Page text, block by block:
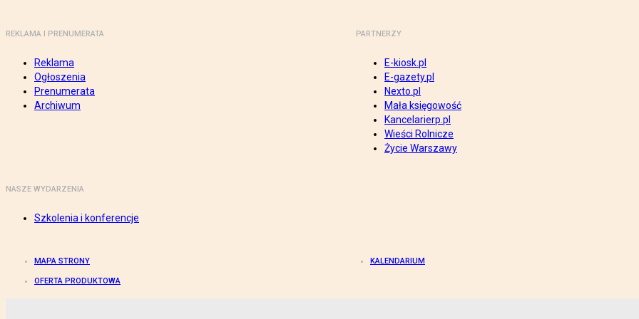
REKLAMA I PRENUMERATA
Reklama
Ogłoszenia
Prenumerata
Archiwum
PARTNERZY
E-kiosk.pl
E-gazety.pl
Nexto.pl
Mała księgowość
Kancelarierp.pl
Wieści Rolnicze
Życie Warszawy
NASZE WYDARZENIA
Szkolenia i konferencje
MAPA STRONY KALENDARIUM
OFERTA PRODUKTOWA